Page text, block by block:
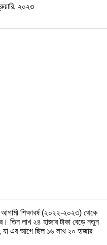
২০২৩
শিক্ষাবর্ষ (২০২২-২০২৩) থেকে
তিন লাখ ২৪ হাজার টাকা বেড়ে নতুন
যা এর আগে ছিল ১৬ লাখ ২০ হাজার